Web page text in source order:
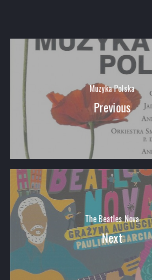
Muzyka Polska
Previous
The Beatles Nova
Next